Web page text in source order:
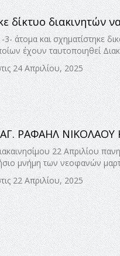
δίκτυο διακινητών
άτομα και σχηματίστηκε
έχουν ταυτοποιηθεί
24 Απριλίου, 2025
ΡΑΦΑΗΛ ΝΙΚΟΛΑΟΥ
22 Απριλίου
μνήμη των νεοφανών
22 Απριλίου, 2025